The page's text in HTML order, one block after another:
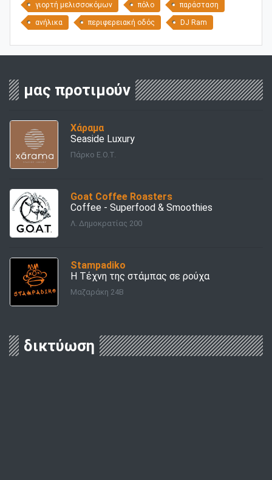
γιορτή μελισσοκόμων πόλο παράσταση
ανήλικα περιφερειακή οδός DJ Ram
μας προτιμούν
Χάραμα
Seaside Luxury
Πάρκο Ε.Ο.Τ.
Goat Coffee Roasters
Coffee - Superfood & Smoothies
Λ. Δημοκρατίας 200
Stampadiko
Η Τέχνη της στάμπας σε ρούχα
Μαζαράκη 24Β
δικτύωση